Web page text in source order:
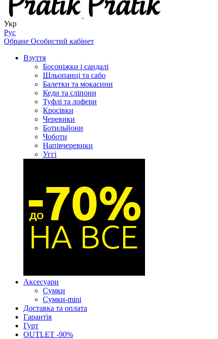
Укр
Рус
Обране Особистий кабінет
Взуття
Босоніжки і сандалі
Шльопанці та сабо
Балетки та мокасини
Кеди та сліпони
Туфлі та лофери
Кросівки
Черевики
Ботильйони
Чоботи
Напівчеревики
Уггі
Аксесуари
Сумки
Сумки-mini
Доставка та оплата
Гарантія
Гурт
OUTLET -90%